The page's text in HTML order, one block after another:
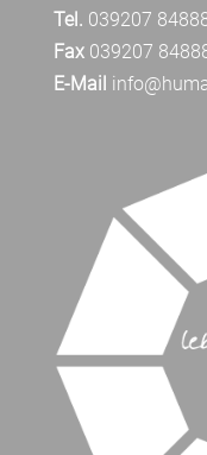
Tel. 039207
Fax039207
E-Mail